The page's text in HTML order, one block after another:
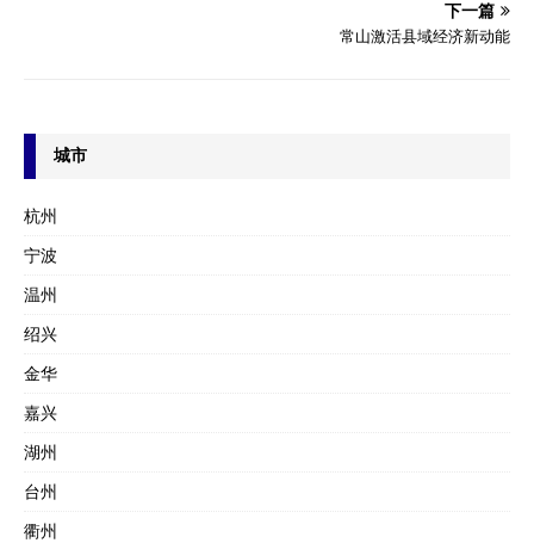
下一篇
常山激活县域经济新动能
城市
杭州
宁波
温州
绍兴
金华
嘉兴
湖州
台州
衢州